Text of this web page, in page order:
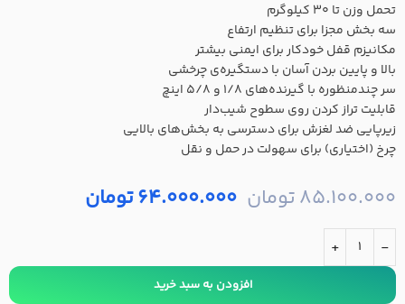
تحمل وزن تا 30 کیلوگرم
سه بخش مجزا برای تنظیم ارتفاع
مکانیزم قفل خودکار برای ایمنی بیشتر
بالا و پایین بردن آسان با دستگیره‌ی چرخشی
سر چندمنظوره با گیرنده‌های 1/8 و 5/8 اینچ
قابلیت تراز کردن روی سطوح شیب‌دار
زیرپایی ضد لغزش برای دسترسی به بخش‌های بالایی
چرخ‌ (اختیاری) برای سهولت در حمل و نقل
85.100.000تومان 64.000.000تومان
-
+
افزودن به سبد خرید